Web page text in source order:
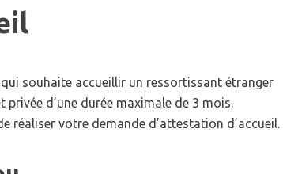
souhaite accueillir un ressortissant étranger
d’une durée maximale de 3 mois.
réaliser votre demande d’attestation d’accueil.